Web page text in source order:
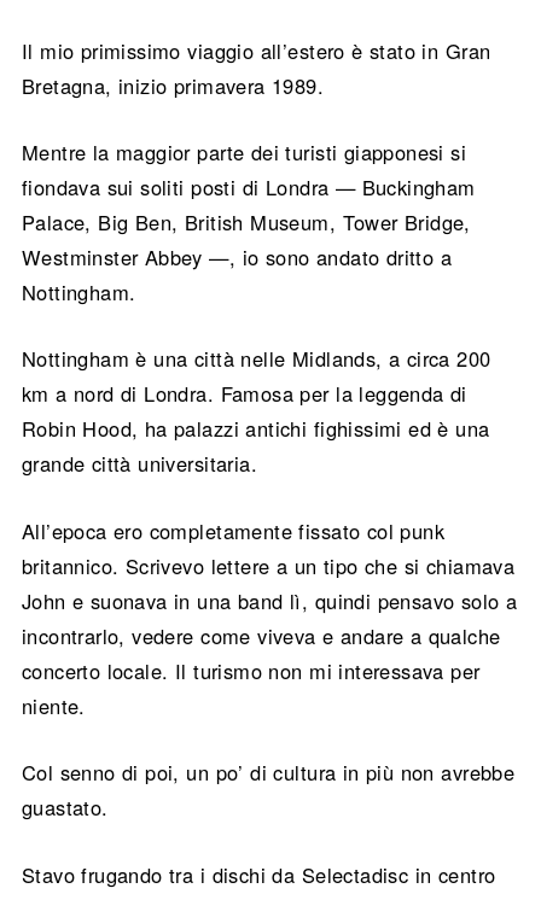
Il mio primissimo viaggio all’estero è stato in Gran
Bretagna, inizio primavera 1989.
Mentre la maggior parte dei turisti giapponesi si
fiondava sui soliti posti di Londra — Buckingham
Palace, Big Ben, British Museum, Tower Bridge,
Westminster Abbey —, io sono andato dritto a
Nottingham.
Nottingham è una città nelle Midlands, a circa 200
km a nord di Londra. Famosa per la leggenda di
Robin Hood, ha palazzi antichi fighissimi ed è una
grande città universitaria.
All’epoca ero completamente fissato col punk
britannico. Scrivevo lettere a un tipo che si chiamava
John e suonava in una band lì, quindi pensavo solo a
incontrarlo, vedere come viveva e andare a qualche
concerto locale. Il turismo non mi interessava per
niente.
Col senno di poi, un po’ di cultura in più non avrebbe
guastato.
Stavo frugando tra i dischi da Selectadisc in centro